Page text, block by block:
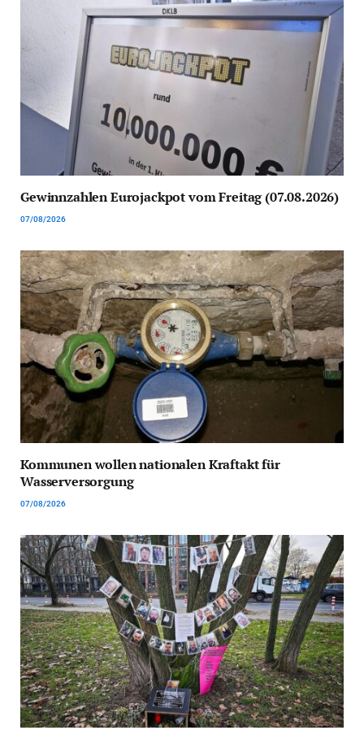
Gewinnzahlen Eurojackpot vom Freitag (07.08.2026)
07/08/2026
Kommunen wollen nationalen Kraftakt für
Wasserversorgung
07/08/2026